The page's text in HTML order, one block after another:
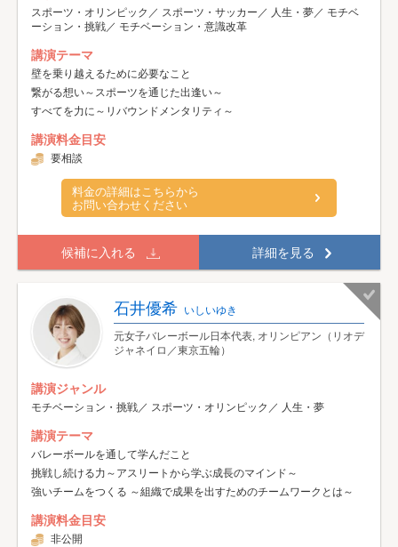
スポーツ・オリンピック／ スポーツ・サッカー／ 人生・夢／ モチベ
ーション・挑戦／ モチベーション・意識改革
講演テーマ
壁を乗り越えるために必要なこと
繋がる想い～スポーツを通じた出逢い～
すべてを力に～リバウンドメンタリティ～
講演料金目安
要相談
料金の詳細はこちらから
お問い合わせください
候補に入れる 詳細を見る
石井優希 いしいゆき
元女子バレーボール日本代表, オリンピアン（リオデ
ジャネイロ／東京五輪）
講演ジャンル
モチベーション・挑戦／ スポーツ・オリンピック／ 人生・夢
講演テーマ
バレーボールを通して学んだこと
挑戦し続ける力～アスリートから学ぶ成長のマインド～
強いチームをつくる ～組織で成果を出すためのチームワークとは～
講演料金目安
非公開